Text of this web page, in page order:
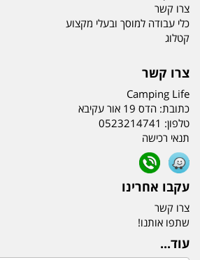
צרו קשר
כלי עבודה למוסך ובעלי מקצוע
קטלוג
צרו קשר
Camping Life
כתובת: הדס 19 אור עקיבא
טלפון: 0523214741
תנאי רכישה
עקבו אחרינו
צרו קשר
שתפו אותנו!
עוד...